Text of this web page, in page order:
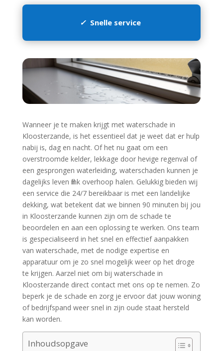
✓ Snelle service
Wanneer je te maken krijgt met waterschade in
Kloosterzande, is het essentieel dat je weet dat er hulp
nabij is, dag en nacht.​ Of het nu gaat om een
overstroomde kelder, lekkage door hevige regenval of
een gesprongen waterleiding, waterschaden kunnen je
dagelijks leven flink overhoop halen.​ Gelukkig bieden wij
een service die 24/7 bereikbaar is met een landelijke
dekking, wat betekent dat we binnen 90 minuten bij jou
in Kloosterzande kunnen zijn om de schade te
beoordelen en aan een oplossing te werken.​ Ons team
is gespecialiseerd in het snel en effectief aanpakken
van waterschade, met de nodige expertise en
apparatuur om je zo snel mogelijk weer op het droge
te krijgen.​ Aarzel niet om bij waterschade in
Kloosterzande direct contact met ons op te nemen.​ Zo
beperk je de schade en zorg je ervoor dat jouw woning
of bedrijfspand weer snel in zijn oude staat hersteld
kan worden.​
Inhoudsopgave